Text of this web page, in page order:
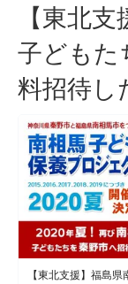
【東北
子どもた
料招待し